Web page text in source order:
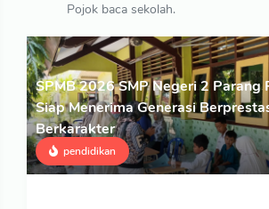
Pojok baca sekolah.
SPMB 2026 SMP Negeri 2 Parang
Siap Menerima Generasi
Berkarakter
pendidikan